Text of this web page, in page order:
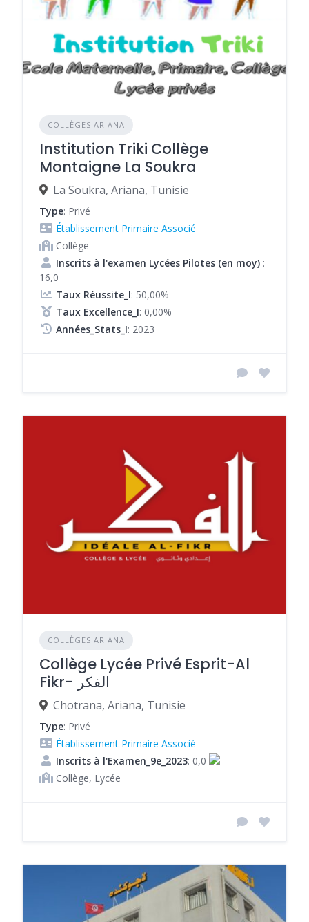
COLLÈGES ARIANA
Institution Triki Collège
Montaigne La Soukra
La Soukra, Ariana, Tunisie
Type: Privé
Établissement Primaire Associé
Collège
Inscrits à l'examen Lycées Pilotes (en moy) :
16,0
Taux Réussite_I: 50,00%
Taux Excellence_I: 0,00%
Années_Stats_I: 2023
COLLÈGES ARIANA
Collège Lycée Privé Esprit-Al
Fikr- الفكر
Chotrana, Ariana, Tunisie
Type: Privé
Établissement Primaire Associé
Inscrits à l'Examen_9e_2023: 0,0
Collège, Lycée